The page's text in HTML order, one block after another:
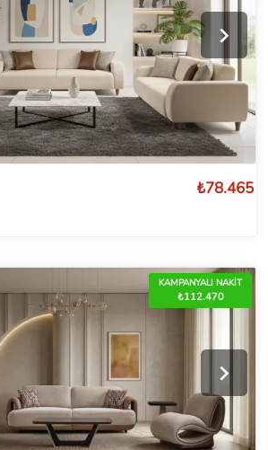
₺78.465
KAMPANYALI NAKİT
₺112.470